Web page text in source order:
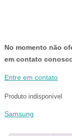
No momento não
em contato
Entre em contato
Produto indisponível
Samsung